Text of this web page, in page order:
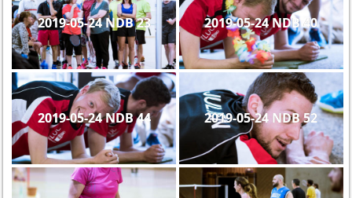
2019-05-24 NDB 23 2019-05-24 NDB 40
2019-05-24 NDB 44 2019-05-24 NDB 52